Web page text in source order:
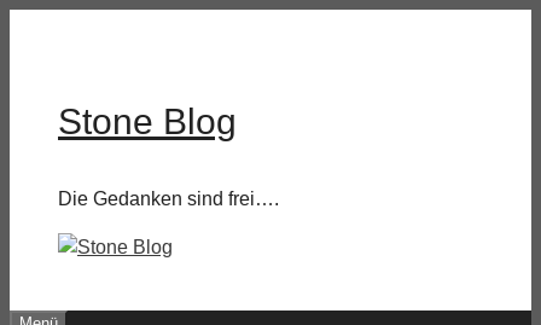
Stone Blog
Die Gedanken sind frei….